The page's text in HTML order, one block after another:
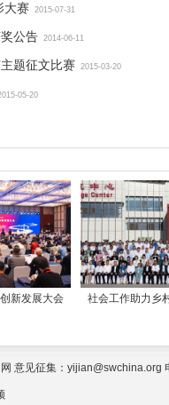
大赛 2015-07-31
公告 2014-06-11
题征文比赛 2015-03-20
05-20
新发展大会 社会工作助力乡
意见征集：yijian@swchina.org